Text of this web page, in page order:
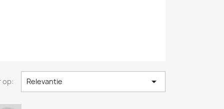
op: Relevantie 